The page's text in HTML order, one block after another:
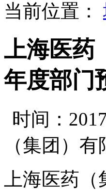
当前位置：
上海医药
年度部门
时间：
（集团）
上海医药